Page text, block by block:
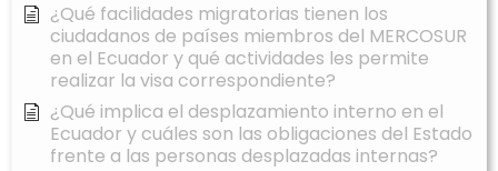
¿Qué facilidades migratorias tienen los
ciudadanos de países miembros del MERCOSUR
en el Ecuador y qué actividades les permite
realizar la visa correspondiente?
¿Qué implica el desplazamiento interno en el
Ecuador y cuáles son las obligaciones del Estado
frente a las personas desplazadas internas?